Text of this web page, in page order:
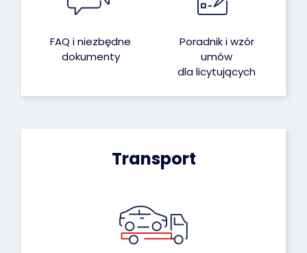
FAQ i niezbędne
dokumenty
Poradnik i wzór
umów
dla licytujących
Transport